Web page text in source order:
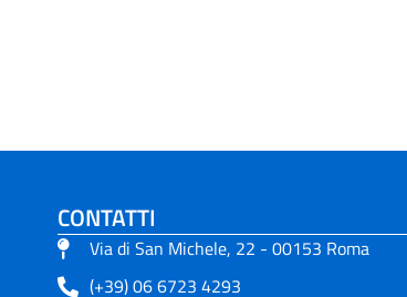
CONTATTI
Via di San Michele, 22 - 00153 Roma
(+39) 06 6723 4293